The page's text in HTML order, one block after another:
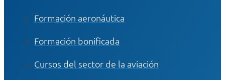
Formación aeronáutica
Formación bonificada
Cursos del sector de la aviación